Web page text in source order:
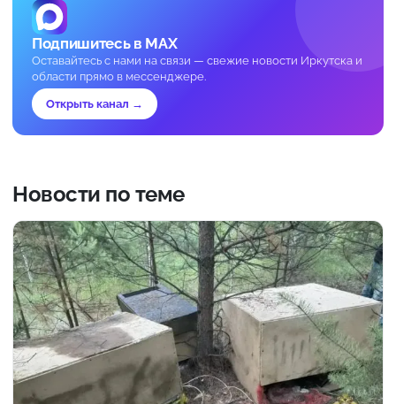
Подпишитесь в MAX
Оставайтесь с нами на связи — свежие новости Иркутска и
области прямо в мессенджере.
Открыть канал →
Новости по теме